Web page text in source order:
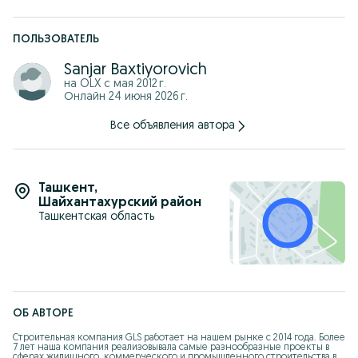
ПОЛЬЗОВАТЕЛЬ
Sanjar Baxtiyorovich
на OLX с мая 2012 г.
Онлайн 24 июня 2026 г.
Все объявления автора
Ташкент,
Шайхантахурский район
Ташкентская область
ОБ АВТОРЕ
Строительная компания GLS работает на нашем рынке с 2014 года. Более
7 лет наша компания реализовывала самые разнообразные проекты в